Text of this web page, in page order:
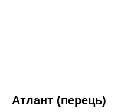
Атлант (перець)